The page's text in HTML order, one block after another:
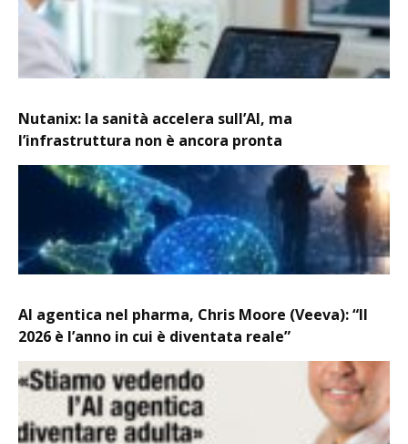
Nutanix: la sanità accelera sull’AI, ma
l’infrastruttura non è ancora pronta
AI agentica nel pharma, Chris Moore (Veeva): “Il
2026 è l’anno in cui è diventata reale”